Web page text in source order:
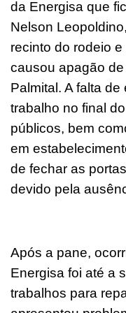
da Energisa que
Nelson
recinto do rodeio
causou apagão
Palmital. A falta
trabalho no final
públicos, bem
em
de fechar as
devido pela
Após a pane,
Energisa foi até a
trabalhos para